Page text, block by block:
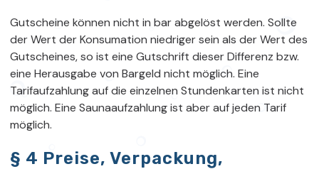
Gutscheine können nicht in bar abgelöst werden. Sollte
der Wert der Konsumation niedriger sein als der Wert des
Gutscheines, so ist eine Gutschrift dieser Differenz bzw.
eine Herausgabe von Bargeld nicht möglich. Eine
Tarifaufzahlung auf die einzelnen Stundenkarten ist nicht
möglich. Eine Saunaaufzahlung ist aber auf jeden Tarif
möglich.
§ 4 Preise, Verpackung,